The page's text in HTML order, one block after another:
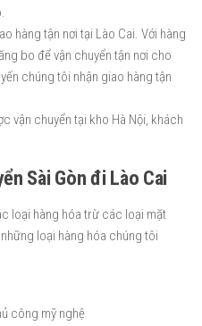
hàng tận nơi tại Lào Cai. Với hàng
bo để vận chuyển tận nơi cho
chúng tôi nhận giao hàng tận
vận chuyển tại kho Hà Nội, khách
Sài Gòn đi Lào Cai
loại hàng hóa trừ các loại mặt
loại hàng hóa chúng tôi
công mỹ nghệ